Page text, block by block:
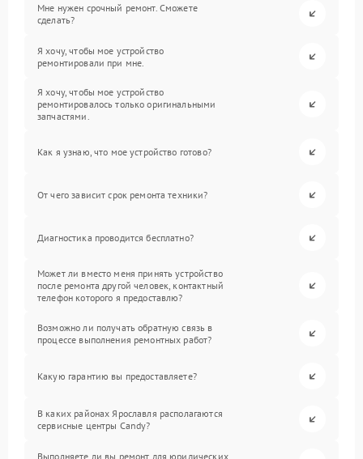
Мне нужен срочный ремонт. Сможете
сделать?
Я хочу, чтобы мое устройство
ремонтировали при мне.
Я хочу, чтобы мое устройство
ремонтировалось только оригинальными
запчастями.
Как я узнаю, что мое устройство готово?
От чего зависит срок ремонта техники?
Диагностика проводится бесплатно?
Может ли вместо меня принять устройство
после ремонта другой человек, контактный
телефон которого я предоставлю?
Возможно ли получать обратную связь в
процессе выполнения ремонтных работ?
Какую гарантию вы предоставляете?
В каких районах Ярославля располагаются
сервисные центры Candy?
Выполняете ли вы ремонт для юридических